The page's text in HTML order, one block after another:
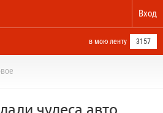
Вход
в мою ленту 3157
чудеса авто